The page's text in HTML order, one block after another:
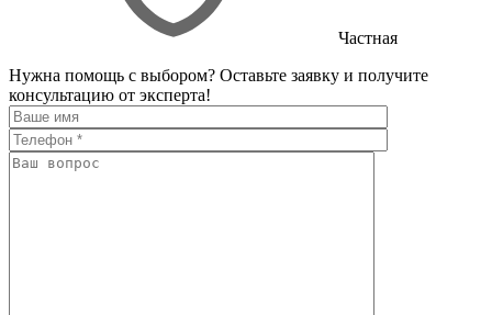
Частная
Нужна помощь с выбором? Оставьте заявку и получите
консультацию от эксперта!